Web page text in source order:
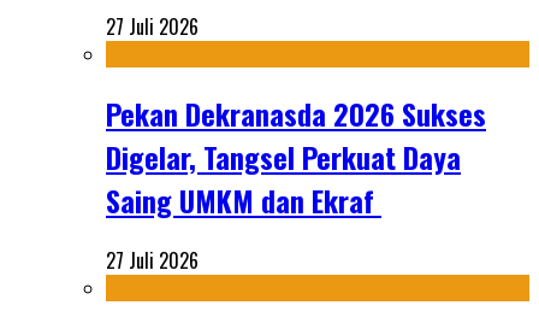
27 Juli 2026
Pekan Dekranasda 2026 Sukses
Digelar, Tangsel Perkuat Daya
Saing UMKM dan Ekraf
27 Juli 2026